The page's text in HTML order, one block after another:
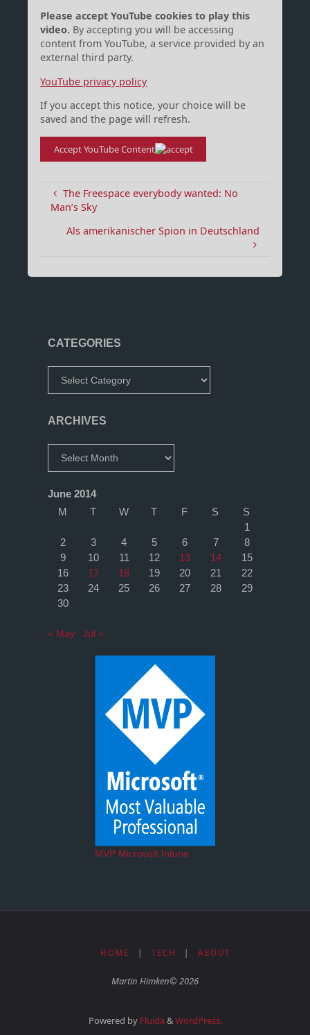
Please accept YouTube cookies to play this
video. By accepting you will be accessing
content from YouTube, a service provided by an
external third party.
YouTube privacy policy
If you accept this notice, your choice will be
saved and the page will refresh.
Accept YouTube Content
The Freespace everybody wanted: No
Man’s Sky
Als amerikanischer Spion in Deutschland
CATEGORIES
ARCHIVES
June 2014
M
T W T F S
S
1
2
3 4 5 6 7
8
9
10 11 12 13 14
15
16
17 18 19 20 21
22
23
24 25 26 27 28
29
30
« May Jul »
MVP Microsoft Intune
HOME TECH ABOUT
Martin Himken© 2026
Powered byFluida&WordPress.